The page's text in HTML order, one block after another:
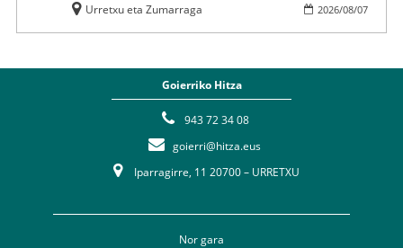
2026/08/07
Urretxu eta Zumarraga
Goierriko Hitza
943 72 34 08
goierri@hitza.eus
Iparragirre, 11 20700 – URRETXU
Nor gara